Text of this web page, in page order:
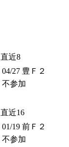
直近8
04/27 豊Ｆ２
不参加
直近16
01/19 前Ｆ２
不参加